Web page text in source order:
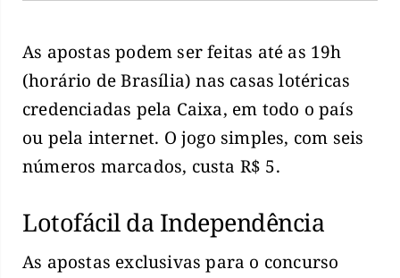
As apostas podem ser feitas até as 19h
(horário de Brasília) nas casas lotéricas
credenciadas pela Caixa, em todo o país
ou pela internet. O jogo simples, com seis
números marcados, custa R$ 5.
Lotofácil da Independência
As apostas exclusivas para o concurso